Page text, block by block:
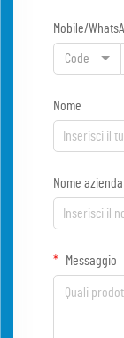
Mobile/
Code
Nome
Nome azienda
Messaggio